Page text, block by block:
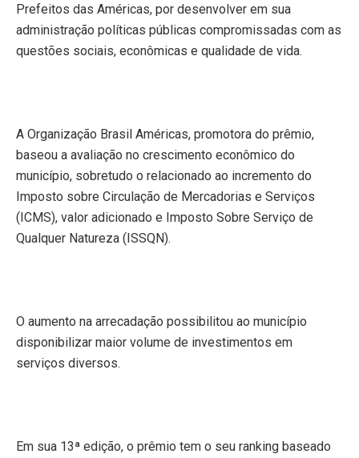
Prefeitos das Américas, por desenvolver em sua
administração políticas públicas compromissadas com as
questões sociais, econômicas e qualidade de vida.
A Organização Brasil Américas, promotora do prêmio,
baseou a avaliação no crescimento econômico do
município, sobretudo o relacionado ao incremento do
Imposto sobre Circulação de Mercadorias e Serviços
(ICMS), valor adicionado e Imposto Sobre Serviço de
Qualquer Natureza (ISSQN).
O aumento na arrecadação possibilitou ao município
disponibilizar maior volume de investimentos em
serviços diversos.
Em sua 13ª edição, o prêmio tem o seu ranking baseado